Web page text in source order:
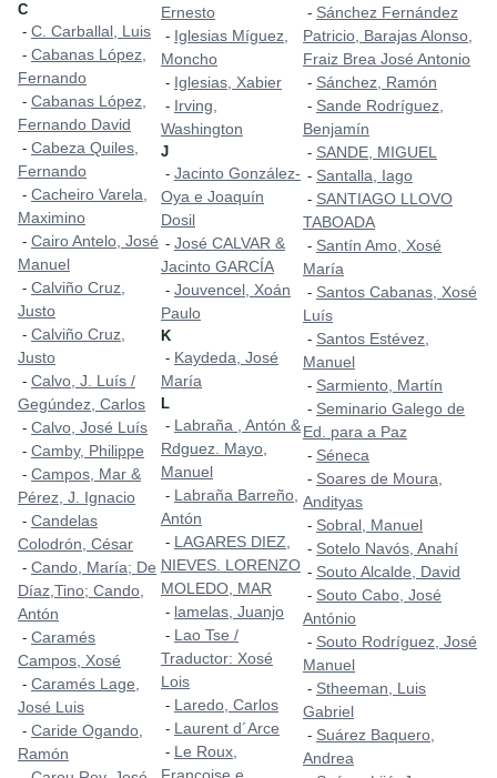
C
- C. Carballal, Luis
- Cabanas López,
Fernando
- Cabanas López,
Fernando David
- Cabeza Quiles,
Fernando
- Cacheiro Varela,
Maximino
- Cairo Antelo, José
Manuel
- Calviño Cruz,
Justo
- Calviño Cruz,
Justo
- Calvo, J. Luís /
Gegúndez, Carlos
- Calvo, José Luís
- Camby, Philippe
- Campos, Mar &
Pérez, J. Ignacio
- Candelas
Colodrón, César
- Cando, María; De
Díaz,Tino; Cando,
Antón
- Caramés
Campos, Xosé
- Caramés Lage,
José Luis
- Caride Ogando,
Ramón
Ernesto
- Iglesias Míguez,
Moncho
- Iglesias, Xabier
- Irving,
Washington
J
- Jacinto González-
Oya e Joaquín
Dosil
- José CALVAR &
Jacinto GARCÍA
- Jouvencel, Xoán
Paulo
K
- Kaydeda, José
María
L
- Labraña , Antón &
Rdguez. Mayo,
Manuel
- Labraña Barreño,
Antón
- LAGARES DIEZ,
NIEVES. LORENZO
MOLEDO, MAR
- lamelas, Juanjo
- Lao Tse /
Traductor: Xosé
Lois
- Laredo, Carlos
- Laurent d´Arce
- Le Roux,
- Sánchez Fernández
Patricio, Barajas Alonso,
Fraiz Brea José Antonio
- Sánchez, Ramón
- Sande Rodríguez,
Benjamín
- SANDE, MIGUEL
- Santalla, Iago
- SANTIAGO LLOVO
TABOADA
- Santín Amo, Xosé
María
- Santos Cabanas, Xosé
Luís
- Santos Estévez,
Manuel
- Sarmiento, Martín
- Seminario Galego de
Ed. para a Paz
- Séneca
- Soares de Moura,
Andityas
- Sobral, Manuel
- Sotelo Navós, Anahí
- Souto Alcalde, David
- Souto Cabo, José
António
- Souto Rodríguez, José
Manuel
- Stheeman, Luis
Gabriel
- Suárez Baquero,
Andrea